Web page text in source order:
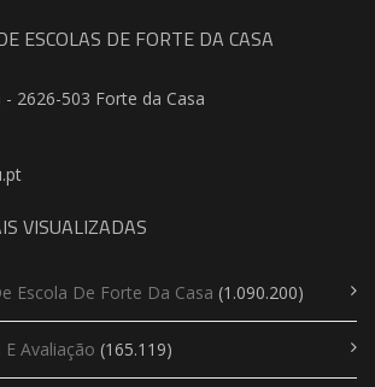
ESCOLAS DE FORTE DA CASA
- 2626-503 Forte da Casa
VISUALIZADAS
Escola De Forte Da Casa (1.090.200)
Avaliação (165.119)